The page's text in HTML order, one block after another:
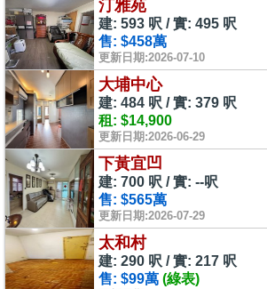
汀雅苑
建: 593 呎 / 實: 495 呎
售: $458萬
更新日期:2026-07-10
大埔中心
建: 484 呎 / 實: 379 呎
租: $14,900
更新日期:2026-06-29
下黃宜凹
建: 700 呎 / 實: --呎
售: $565萬
更新日期:2026-07-29
太和村
建: 290 呎 / 實: 217 呎
售: $99萬 (綠表)